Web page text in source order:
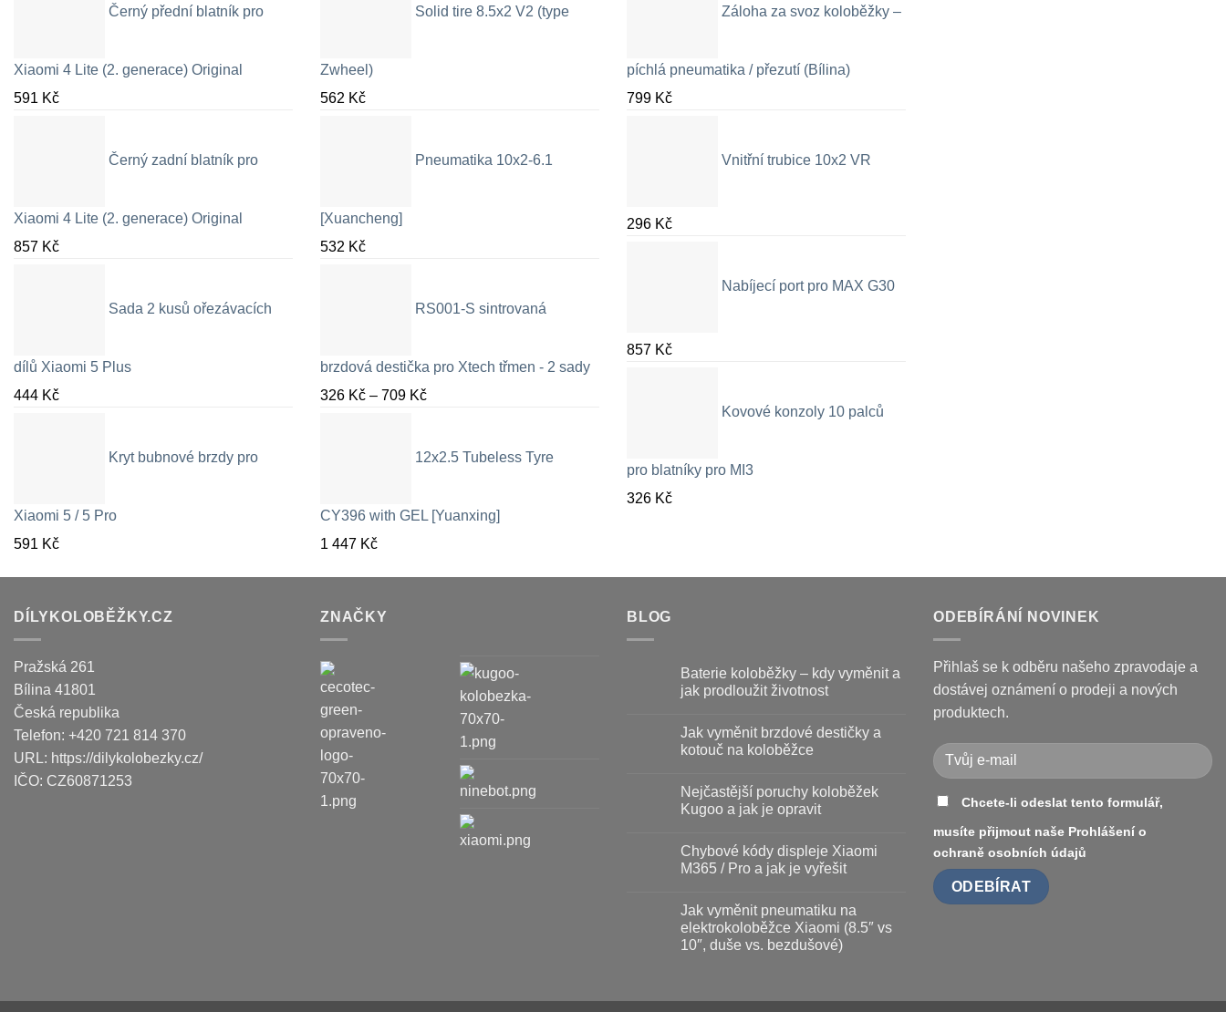
Černý přední blatník pro
Xiaomi 4 Lite (2. generace) Original
591 Kč
Černý zadní blatník pro
Xiaomi 4 Lite (2. generace) Original
857 Kč
Sada 2 kusů ořezávacích
dílů Xiaomi 5 Plus
444 Kč
Kryt bubnové brzdy pro
Xiaomi 5 / 5 Pro
591 Kč
Solid tire 8.5x2 V2 (type
Zwheel)
562 Kč
Pneumatika 10x2-6.1
[Xuancheng]
532 Kč
RS001-S sintrovaná
brzdová destička pro Xtech třmen - 2 sady
326 Kč – 709 KčRozpětí
až
12x2.5 Tubeless Tyre
CY396 with GEL [Yuanxing]
1 447 Kč
Záloha za svoz koloběžky –
píchlá pneumatika / přezutí (Bílina)
799 Kč
Vnitřní trubice 10x2 VR
296 Kč
Nabíjecí port pro MAX G30
857 Kč
Kovové konzoly 10 palců
pro blatníky pro MI3
326 Kč
DÍLYKOLOBĚŽKY.CZ
Pražská 261
Bílina 41801
Česká republika
Telefon: +420 721 814 370
URL: https://dilykolobezky.cz/
IČO: CZ60871253
ZNAČKY BLOG
Baterie koloběžky – kdy vyměnit a
jak prodloužit životnost
textu
s
koloběžky
–
kdy
jak
prodloužit
životnost
Jak vyměnit brzdové destičky a
kotouč na koloběžce
u
textu
s
vyměnit
brzdové
destičky
na
koloběžce
Nejčastější poruchy koloběžek
Kugoo a jak je opravit
u
textu
s
poruchy
koloběžek
Kugoo
a
Chybové kódy displeje Xiaomi
M365 / Pro a jak je vyřešit
textu
s
názvem
M365
Jak vyměnit pneumatiku na
elektrokoloběžce Xiaomi (8.5″ vs
10″, duše vs. bezdušové)
ODEBÍRÁNÍ NOVINEK
Přihlaš se k odběru našeho zpravodaje a
dostávej oznámení o prodeji a nových
produktech.
Chcete-li odeslat tento formulář,
musíte přijmout naše Prohlášení o
ochraně osobních údajů